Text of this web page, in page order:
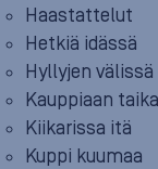
Haastattelut
Hetkiä idässä
Hyllyjen välissä
Kauppiaan
Kiikarissa itä
Kuppi kuumaa